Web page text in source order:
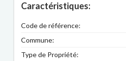
Caractéristiques:
Code de référence:
Commune:
Type de Propriété: